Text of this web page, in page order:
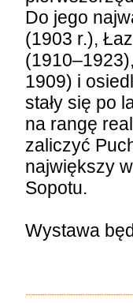
Do jego
(1903 r.),
1909) i
stały się po
na rangę
zaliczyć
największy
Sopotu.
Wystawa